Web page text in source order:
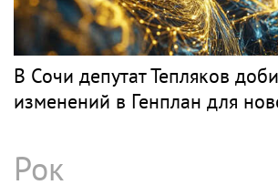
В Сочи депутат Тепляков
изменений в Генплан для
Рок